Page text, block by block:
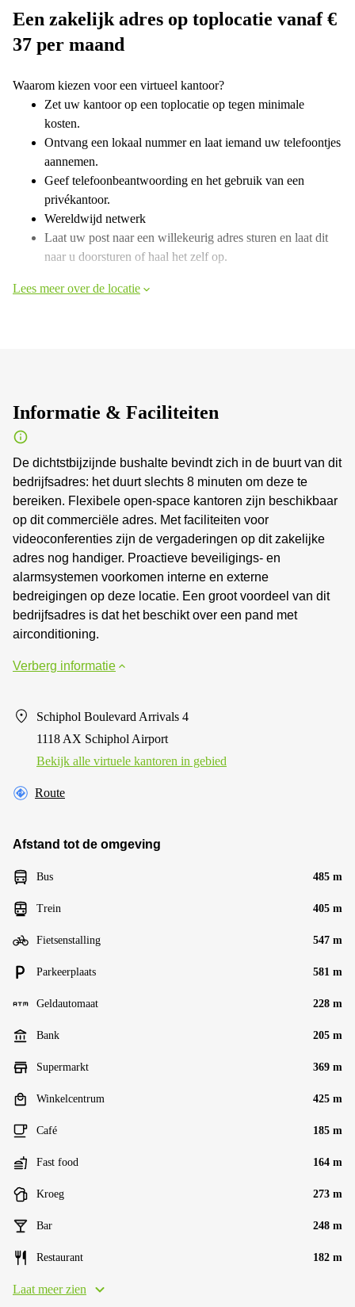
Een zakelijk adres op toplocatie vanaf €
37 per maand
Waarom kiezen voor een virtueel kantoor?
Zet uw kantoor op een toplocatie op tegen minimale
kosten.
Ontvang een lokaal nummer en laat iemand uw telefoontjes
aannemen.
Geef telefoonbeantwoording en het gebruik van een
privékantoor.
Wereldwijd netwerk
Laat uw post naar een willekeurig adres sturen en laat dit
naar u doorsturen of haal het zelf op.
Lees meer over de locatie
Informatie & Faciliteiten
De dichtstbijzijnde bushalte bevindt zich in de buurt van dit
bedrijfsadres: het duurt slechts 8 minuten om deze te
bereiken. Flexibele open-space kantoren zijn beschikbaar
op dit commerciële adres. Met faciliteiten voor
videoconferenties zijn de vergaderingen op dit zakelijke
adres nog handiger. Proactieve beveiligings- en
alarmsystemen voorkomen interne en externe
bedreigingen op deze locatie. Een groot voordeel van dit
bedrijfsadres is dat het beschikt over een pand met
airconditioning.
Verberg informatie
Schiphol Boulevard Arrivals 4
1118 AX Schiphol Airport
Bekijk alle virtuele kantoren in gebied
Route
Afstand tot de omgeving
Bus 485 m
Trein 405 m
Fietsenstalling 547 m
Parkeerplaats 581 m
Geldautomaat 228 m
Bank 205 m
Supermarkt 369 m
Winkelcentrum 425 m
Café 185 m
Fast food 164 m
Kroeg 273 m
Bar 248 m
Restaurant 182 m
Laat meer zien